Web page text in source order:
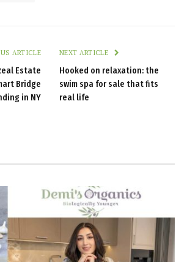
ARTICLE
Estate
Bridge
in NY
NEXT ARTICLE
Hooked on relaxation: the
swim spa for sale that fits
real life